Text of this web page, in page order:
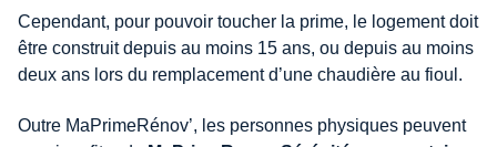
Cependant, pour pouvoir toucher la prime, le logement doit
être construit depuis au moins 15 ans, ou depuis au moins
deux ans lors du remplacement d’une chaudière au fioul.
Outre MaPrimeRénov’, les personnes physiques peuvent